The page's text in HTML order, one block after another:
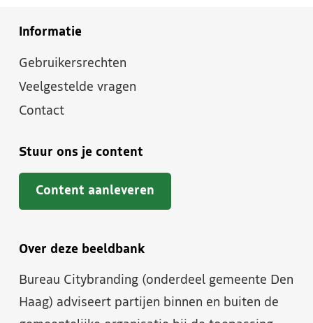
Informatie
Gebruikersrechten
Veelgestelde vragen
Contact
Stuur ons je content
Content aanleveren
Over deze beeldbank
Bureau Citybranding (onderdeel gemeente Den
Haag) adviseert partijen binnen en buiten de